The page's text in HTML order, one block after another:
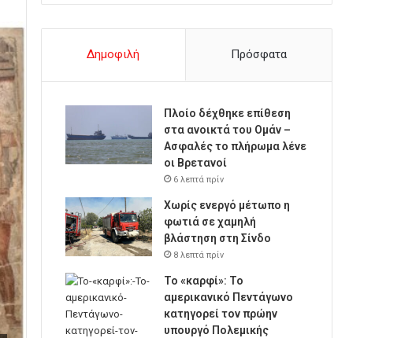
Δημοφιλή Πρόσφατα
Πλοίο δέχθηκε επίθεση
στα ανοικτά του Ομάν –
Ασφαλές το πλήρωμα λένε
οι Βρετανοί
6 λεπτά πρίν
Χωρίς ενεργό μέτωπο η
φωτιά σε χαμηλή
βλάστηση στη Σίνδο
8 λεπτά πρίν
Το «καρφί»: Το
αμερικανικό Πεντάγωνο
κατηγορεί τον πρώην
υπουργό Πολεμικής